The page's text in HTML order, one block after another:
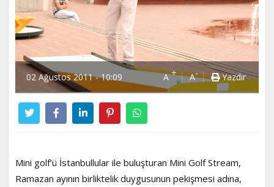
02 Ağustos 2011 - 10:09 A+ A- Yazdır
Mini golf’ü İstanbullular ile buluşturan Mini Golf Stream,
Ramazan ayının birliktelik duygusunun pekişmesi adına,